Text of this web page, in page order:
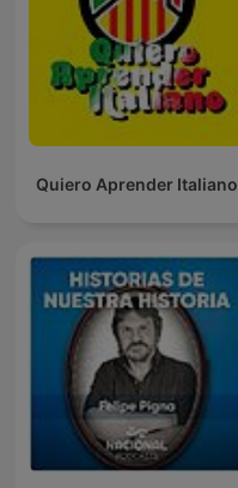
Quiero Aprender Italiano